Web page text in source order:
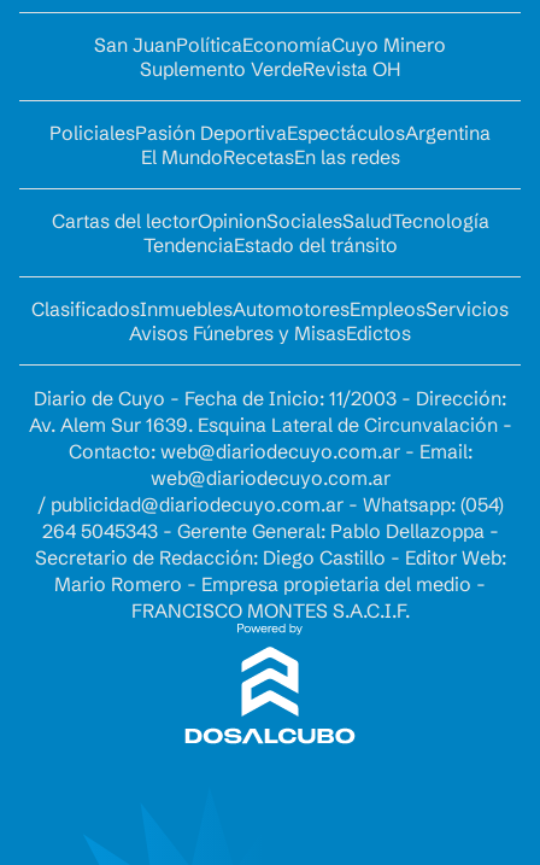
San JuanPolíticaEconomíaCuyo Minero
Suplemento VerdeRevista OH
PolicialesPasión DeportivaEspectáculosArgentina
El MundoRecetasEn las redes
Cartas del lectorOpinionSocialesSaludTecnología
TendenciaEstado del tránsito
ClasificadosInmueblesAutomotoresEmpleosServicios
Avisos Fúnebres y MisasEdictos
Diario de Cuyo - Fecha de Inicio: 11/2003 - Dirección:
Av. Alem Sur 1639. Esquina Lateral de Circunvalación -
Contacto: web@diariodecuyo.com.ar- Email:
web@diariodecuyo.com.ar
/ publicidad@diariodecuyo.com.ar- Whatsapp: (054)
264 5045343 - Gerente General: Pablo Dellazoppa -
Secretario de Redacción: Diego Castillo - Editor Web:
Mario Romero - Empresa propietaria del medio -
FRANCISCO MONTES S.A.C.I.F.